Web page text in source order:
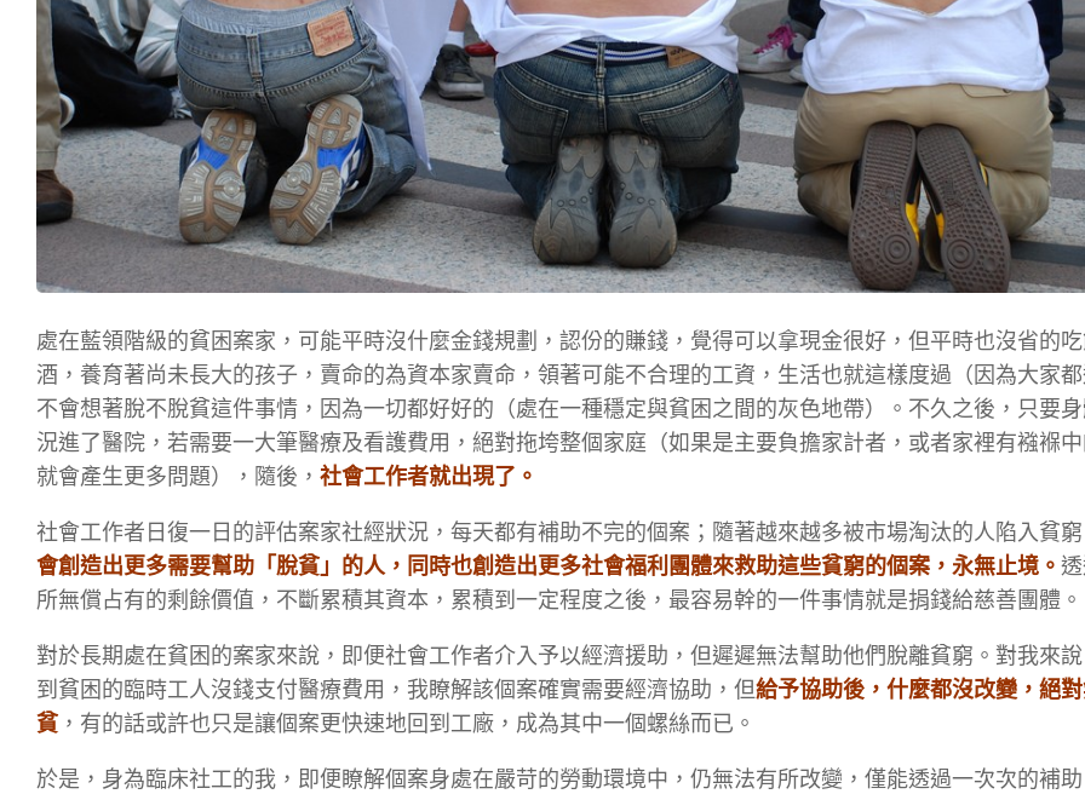
處在藍領階級的貧困案家，可能平時沒什麼金錢規劃，認份的賺錢，覺得可以拿現金很好，但平時也沒省的
酒，養育著尚未長大的孩子，賣命的為資本家賣命，領著可能不合理的工資，生活也就這樣度過（因為大家
不會想著脫不脫貧這件事情，因為一切都好好的（處在一種穩定與貧困之間的灰色地帶）。不久之後，只要
況進了醫院，若需要一大筆醫療及看護費用，絕對拖垮整個家庭（如果是主要負擔家計者，或者家裡有襁褓
就會產生更多問題），隨後， 社會工作者就出現了。
社會工作者日復一日的評估案家社經狀況，每天都有補助不完的個案；隨著越來越多被市場淘汰的人陷入貧
會創造出更多需要幫助「脫貧」的人，同時也創造出更多社會福利團體來救助這些貧窮的個案，永無止境。
所無償占有的剩餘價值，不斷累積其資本，累積到一定程度之後，最容易幹的一件事情就是捐錢給慈善團體。
對於長期處在貧困的案家來說，即便社會工作者介入予以經濟援助，但遲遲無法幫助他們脫離貧窮。對我來
到貧困的臨時工人沒錢支付醫療費用，我瞭解該個案確實需要經濟協助，但給予協助後，什麼都沒改變，絕
貧 ，有的話或許也只是讓個案更快速地回到工廠，成為其中一個螺絲而已。
於是，身為臨床社工的我，即便瞭解個案身處在嚴苛的勞動環境中，仍無法有所改變，僅能透過一次次的補